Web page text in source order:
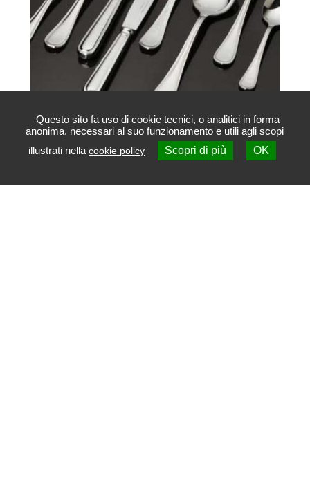
Posate Sambonet Acciaio INOX
Contattaci
Questo sito fa uso di cookie tecnici, o analitici in forma
anonima, necessari al suo funzionamento e utili agli scopi
illustrati nellacookie policy Scopri di più OK